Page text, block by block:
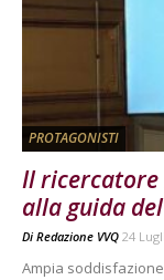
PROTAGONISTI
Il ricercatore
alla guida
Di Redazione VVQ 24
Ampia soddisfazione